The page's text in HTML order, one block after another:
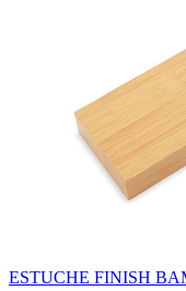
ESTUCHE FINISH